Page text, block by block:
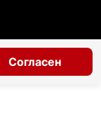
Согласен